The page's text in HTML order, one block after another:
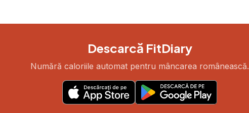
Descarcă FitDiary
Numără caloriile automat pentru mâncarea românească.